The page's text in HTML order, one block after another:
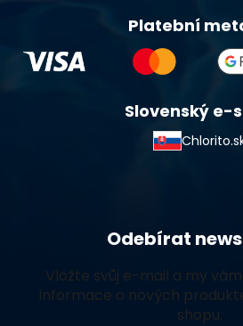
Platební
Slovenský e-
Odebírat
Vložte svůj e-mail a my
informace o nových
shopu.